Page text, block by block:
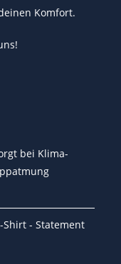
Komfort.
bei Klima-
Shirt - Statement